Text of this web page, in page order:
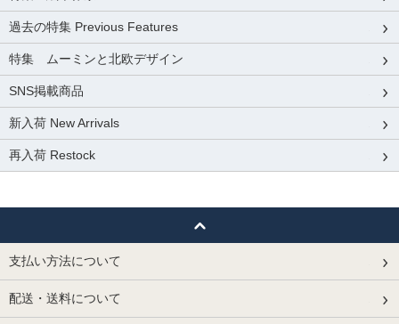
過去の特集 Previous Features
特集 ムーミンと北欧デザイン
SNS掲載商品
新入荷 New Arrivals
再入荷 Restock
支払い方法について
配送・送料について